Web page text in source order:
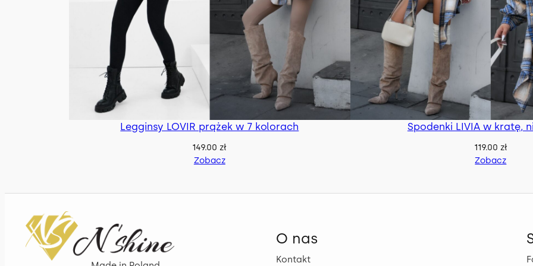
Legginsy LOVIR prążek w 7 kolorach
149.00zł
Zobacz
Spodenki LIVIA w kratę,
119.00 zł
Zobacz
O nas
Kontakt